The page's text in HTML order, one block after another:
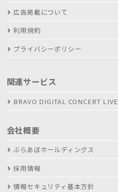
広告掲載について
利用規約
プライバシーポリシー
関連サービス
BRAVO DIGITAL CONCERT LIVE
会社概要
ぶらあぼホールディングス
採用情報
情報セキュリティ基本方針